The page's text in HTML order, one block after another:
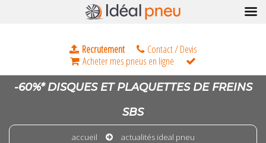
-60%* DISQUES ET PLAQUETTES DE FREINS
SBS
accueil
actualités ideal pneu